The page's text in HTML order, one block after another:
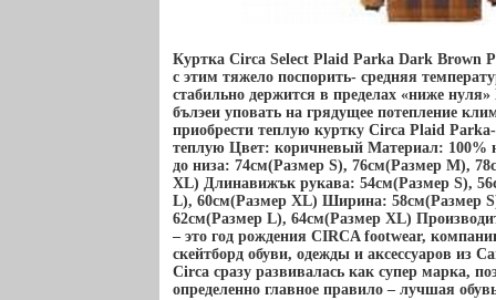
Куртка Circa Select Plaid Parka Dark Brown
с этим тяжело поспорить- средняя
стабильно держится в пределах «ниже
бълэеи уповать на грядущее потепление
приобрести теплую куртку Circa Plaid
теплую Цвет: коричневый Материал: 100%
до низа: 74см(Размер S), 76см(Размер M),
XL) Длинавижък рукава: 54см(Размер S),
L), 60см(Размер XL) Ширина: 58см(Размер
62см(Размер L), 64см(Размер XL)
– это год рождения CIRCA footwear,
скейтборд обуви, одежды и аксессуаров из
Circa сразу развивалась как супер марка,
определенно главное правило – лучшая